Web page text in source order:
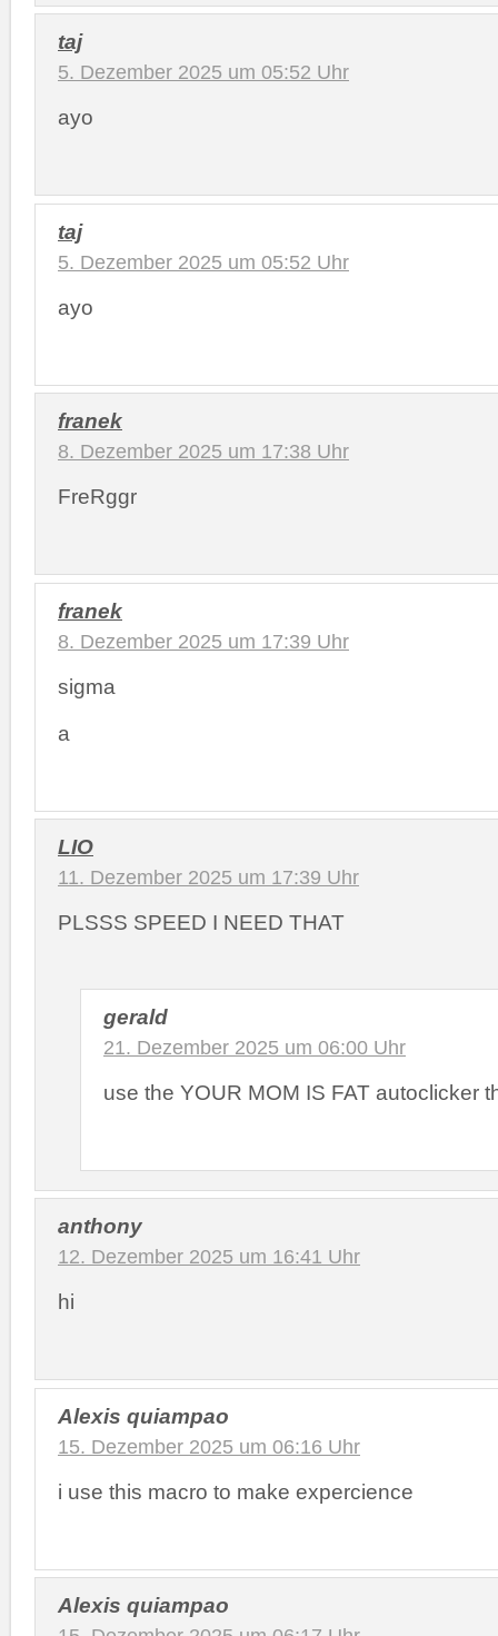
taj
5. Dezember 2025 um 05:52 Uhr
ayo
taj
5. Dezember 2025 um 05:52 Uhr
ayo
franek
8. Dezember 2025 um 17:38 Uhr
FreRggr
franek
8. Dezember 2025 um 17:39 Uhr
sigma
a
LIO
11. Dezember 2025 um 17:39 Uhr
PLSSS SPEED I NEED THAT
gerald
21. Dezember 2025 um 06:00 Uhr
use the YOUR MOM IS FAT autoclicker
anthony
12. Dezember 2025 um 16:41 Uhr
hi
Alexis quiampao
15. Dezember 2025 um 06:16 Uhr
i use this macro to make expercience
Alexis quiampao